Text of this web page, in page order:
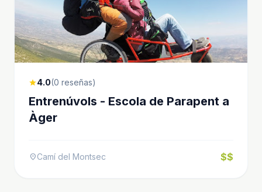
star4.0(0 reseñas)
Entrenúvols - Escola de Parapent a
Àger
location_onCamí del Montsec $$